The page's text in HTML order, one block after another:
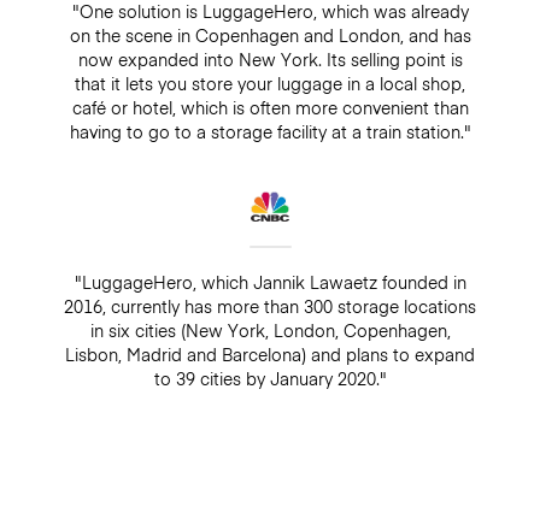
"One solution is LuggageHero, which was already
on the scene in Copenhagen and London, and has
now expanded into New York. Its selling point is
that it lets you store your luggage in a local shop,
café or hotel, which is often more convenient than
having to go to a storage facility at a train station."
"LuggageHero, which Jannik Lawaetz founded in
2016, currently has more than 300 storage locations
in six cities (New York, London, Copenhagen,
Lisbon, Madrid and Barcelona) and plans to expand
to 39 cities by January 2020."